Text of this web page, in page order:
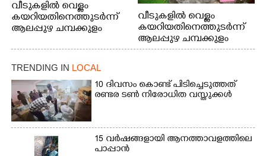
വീടുകളിൽ വെള്ളം
കയറിയതിനെത്തുടർന്ന്
ആലപ്പുഴ ചമ്പക്കുളം
പോരൂക്കര സെൻട്രൽ
സ്കൂളിലെ ദുരിതാശ്വാസ
ക്യാമ്പിലെത്തിയവർ
വസ്ത്രങ്ങൾ
ഉണക്കാനിട്ടിരിക്കുന്ന
ഗോൾപോസ്റ്റിന് മുന്നിൽ
ഫുട്ബോൾ കളികളിൽ
ഏർപ്പെട്ടിരിക്കുന്ന
കുട്ടികൾ
വീടുകളിൽ വെള്ളം
കയറിയതിനെത്തുടർന്ന്
ആലപ്പുഴ ചമ്പക്കുളം
ഫാദർ തോമസ്
ക്യാമ്പിലെത്തിയവർ മഴ
മാറിനിന്ന ഇടവേളയിൽ
ഉണക്കാനിടുന്ന കാഴ്ച.
TRENDING IN LOCAL
10 ദിവസം കൊണ്ട് പിടിച്ചെടുത്തത്
രണ്ടര ടൺ നിരോധിത വസ്തുക്കൾ
15 വർഷങ്ങളായി ആനത്താവളത്തിലെ
പാപ്പാൻ